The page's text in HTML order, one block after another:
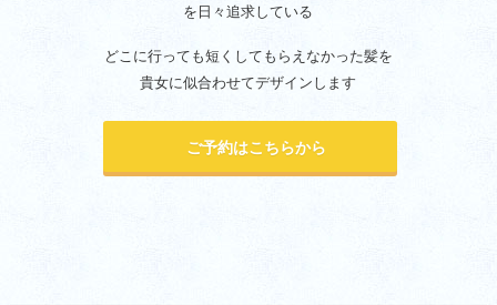
を日々追求している
どこに行っても短くしてもらえなかった髪を
貴女に似合わせてデザインします
ご予約はこちらから